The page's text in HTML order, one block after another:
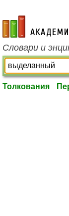
academic.ru
Словари и
Толкования